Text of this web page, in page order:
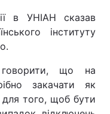
в УНІАН сказав
інституту
що на
закачати як
того, щоб бути